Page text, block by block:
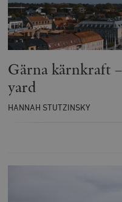
Gärna kärnkraft
yard
HANNAH STUTZINSKY